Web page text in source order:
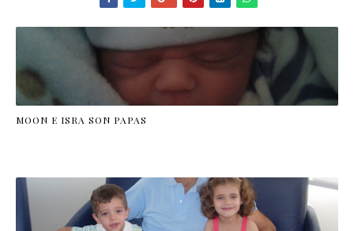
MOON E ISRA SON PAPAS